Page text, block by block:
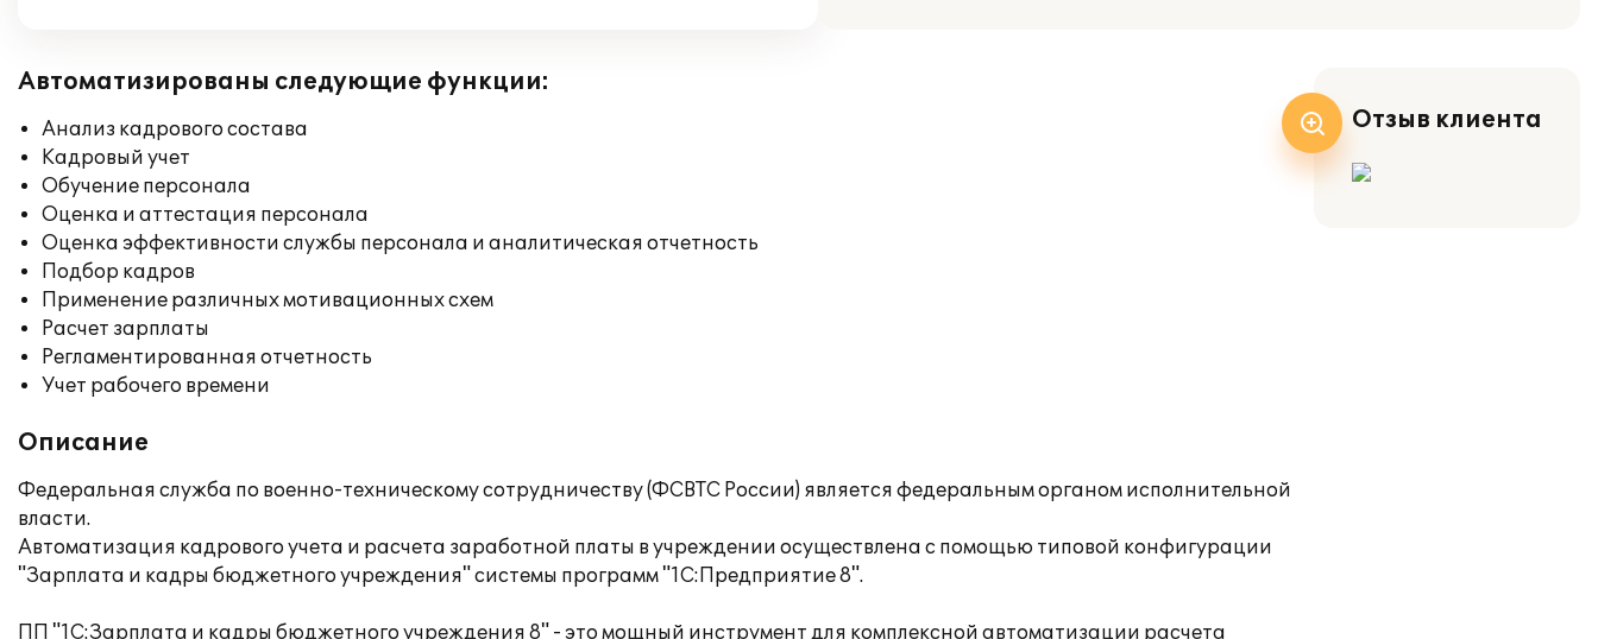
Автоматизированы следующие функции:
Анализ кадрового состава
Кадровый учет
Обучение персонала
Оценка и аттестация персонала
Оценка эффективности службы персонала и аналитическая отчетность
Подбор кадров
Применение различных мотивационных схем
Расчет зарплаты
Регламентированная отчетность
Учет рабочего времени
Описание
Федеральная служба по военно-техническому сотрудничеству (ФСВТС России) является федеральным органом исполнительной
власти.
Автоматизация кадрового учета и расчета заработной платы в учреждении осуществлена с помощью типовой конфигурации
"Зарплата и кадры бюджетного учреждения" системы программ "1С:Предприятие 8".
ПП "1С:Зарплата и кадры бюджетного учреждения 8" - это мощный инструмент для комплексной автоматизации расчета
Отзыв клиента